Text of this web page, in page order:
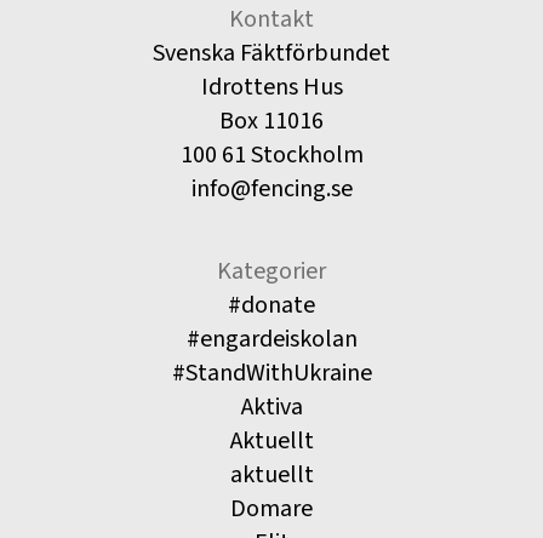
Kontakt
Svenska Fäktförbundet
Idrottens Hus
Box 11016
100 61 Stockholm
info@fencing.se
Kategorier
#donate
#engardeiskolan
#StandWithUkraine
Aktiva
Aktuellt
aktuellt
Domare